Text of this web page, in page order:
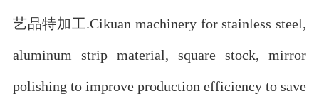
艺品特加工.Cikuan machinery for stainless steel,
aluminum strip material, square stock, mirror
polishing to improve production efficiency to save